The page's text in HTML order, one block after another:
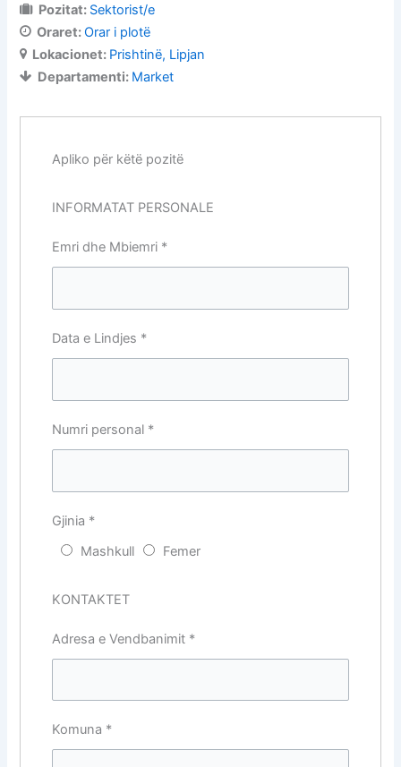
Pozitat: Sektorist/e
Oraret:Orar i plotë
Lokacionet: Prishtinë Lipjan
Departamenti: Market
Apliko për këtë pozitë
INFORMATAT PERSONALE
Emri dhe Mbiemri *
Data e Lindjes *
Numri personal *
Gjinia *
Mashkull
Femer
KONTAKTET
Adresa e Vendbanimit *
Komuna *